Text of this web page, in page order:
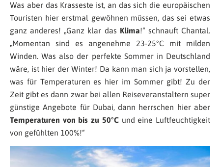
Was aber das Krasseste ist, an das sich die europäischen
Touristen hier erstmal gewöhnen müssen, das sei etwas
ganz anderes! „Ganz klar das Klima!“ schnauft Chantal.
„Momentan sind es angenehme 23-25°C mit milden
Winden. Was also der perfekte Sommer in Deutschland
wäre, ist hier der Winter! Da kann man sich ja vorstellen,
was für Temperaturen es hier im Sommer gibt! Zu der
Zeit gibt es dann zwar bei allen Reiseveranstaltern super
günstige Angebote für Dubai, dann herrschen hier aber
Temperaturen von bis zu 50°Cund eine Luftfeuchtigkeit
von gefühlten 100%!“